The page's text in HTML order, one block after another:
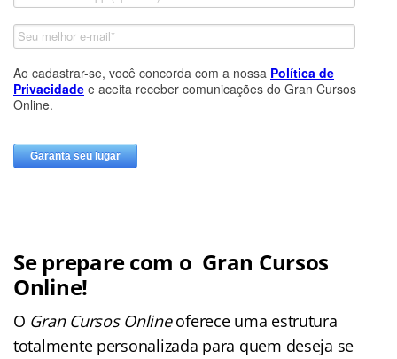
Se prepare com o Gran Cursos
Online!
O Gran Cursos Onlineoferece uma estrutura
totalmente personalizada para quem deseja se